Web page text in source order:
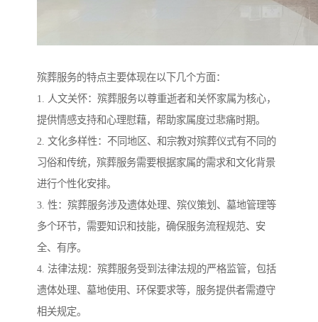
殡葬服务的特点主要体现在以下几个方面：
1. 人文关怀：殡葬服务以尊重逝者和关怀家属为核心，
提供情感支持和心理慰藉，帮助家属度过悲痛时期。
2. 文化多样性：不同地区、和宗教对殡葬仪式有不同的
习俗和传统，殡葬服务需要根据家属的需求和文化背景
进行个性化安排。
3. 性：殡葬服务涉及遗体处理、殡仪策划、墓地管理等
多个环节，需要知识和技能，确保服务流程规范、安
全、有序。
4. 法律法规：殡葬服务受到法律法规的严格监管，包括
遗体处理、墓地使用、环保要求等，服务提供者需遵守
相关规定。